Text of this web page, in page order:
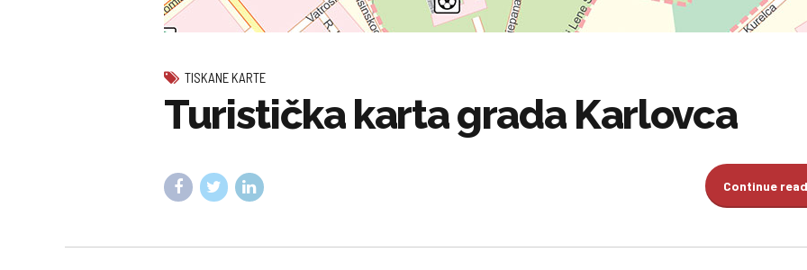
TISKANE KARTE
Turistička karta grada Karlovca
Continue